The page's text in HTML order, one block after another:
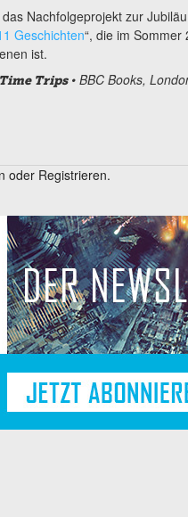
das Nachfolgeprojekt zur
Geschichten“, die im
ist.
Trips• BBC Books,
oder Registrieren.